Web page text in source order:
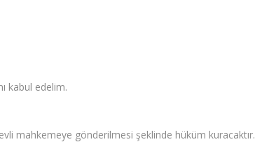
kabul edelim.
mahkemeye gönderilmesi şeklinde hüküm kuracaktır.